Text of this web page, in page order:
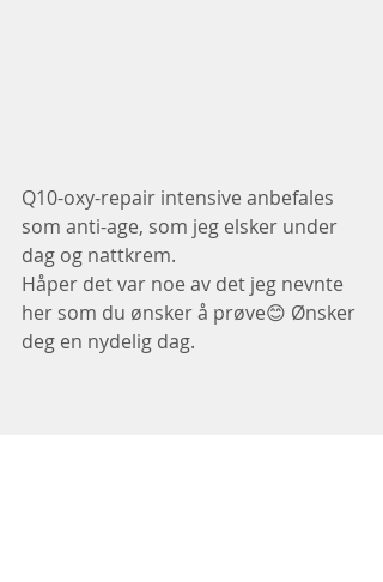
Q10-oxy-repair intensive anbefales
som anti-age, som jeg elsker under
dag og nattkrem.
Håper det var noe av det jeg nevnte
her som du ønsker å prøve😊 Ønsker
deg en nydelig dag.